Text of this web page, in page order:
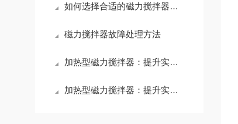
如何选择合适的磁力搅拌器转子
​磁力搅拌器故障处理方法
加热型磁力搅拌器：提升实验效率的得力助手
加热型磁力搅拌器：提升实验效率的理想选择。